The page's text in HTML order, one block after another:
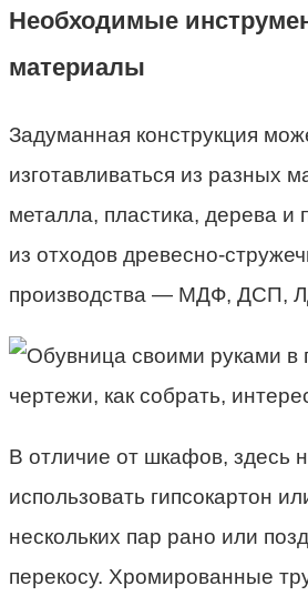
Необходимые
материалы
Задуманная конструкция
изготавливаться из разных
металла, пластика, дерева и
из отходов древесно-
производства — МДФ, ДСП,
В отличие от шкафов, здесь
использовать гипсокартон
нескольких пар рано или
перекосу. Хромированные